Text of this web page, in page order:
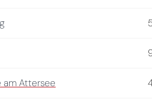
Attersee